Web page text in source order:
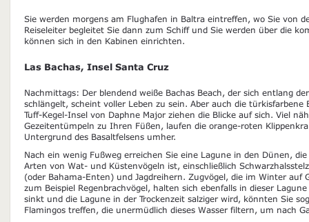
Sie werden morgens am Flughafen in Baltra eintreffen, wo Sie von
Reiseleiter begleitet Sie dann zum Schiff und Sie werden über die
können sich in den Kabinen einrichten.
Las Bachas, Insel Santa Cruz
Nachmittags: Der blendend weiße Bachas Beach, der sich entlang
schlängelt, scheint voller Leben zu sein. Aber auch die
Tuff-Kegel-Insel von Daphne Major ziehen die Blicke auf sich. Viel
Gezeitentümpeln zu Ihren Füßen, laufen die orange-roten
Untergrund des Basaltfelsens umher.
Nach ein wenig Fußweg erreichen Sie eine Lagune in den Dünen,
Arten von Wat- und Küstenvögeln ist, einschließlich
(oder Bahama-Enten) und Jagdreihern. Zugvögel, die im Winter auf
zum Beispiel Regenbrachvögel, halten sich ebenfalls in dieser
sinkt und die Lagune in der Trockenzeit salziger wird, könnten Sie
Flamingos treffen, die unermüdlich dieses Wasser filtern, um nach